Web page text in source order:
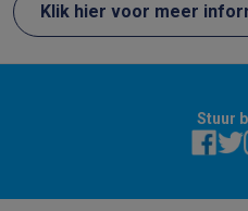
Klik hier voor meer
Stuur